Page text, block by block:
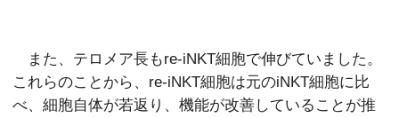
また、テロメア長もre-iNKT細胞で伸びていました。
これらのことから、re-iNKT細胞は元のiNKT細胞に比
べ、細胞自体が若返り、機能が改善していることが推